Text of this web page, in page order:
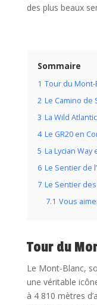
des plus beaux
Sommaire
1 Tour du Mont-
2 Le Camino de
3 La Wild
4 Le GR20 en
5 La Lycian Way
6 Le Sentier de
7 Le Sentier
7.1 Vous
Tour du
Le Mont-Blanc,
une véritable
à 4 810 mètres